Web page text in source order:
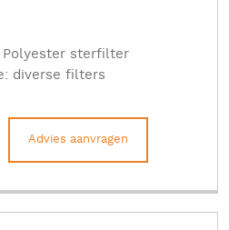
Polyester sterfilter
diverse filters
Advies aanvragen